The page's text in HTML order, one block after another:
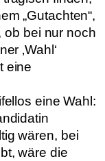
„Gutachten“,
ob bei nur noch
‚Wahl‘
eine
eine Wahl:
wären, bei
wäre die